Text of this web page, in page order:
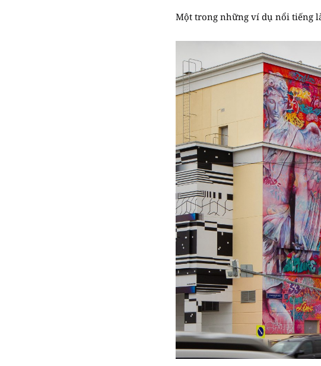
Một trong những ví dụ nổi tiếng